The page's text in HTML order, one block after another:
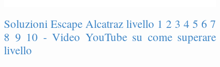
Soluzioni Escape Alcatraz livello 1 2 3 4 5 6 7
8 9 10 - Video YouTube su come superare
livello